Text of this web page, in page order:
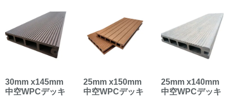
30mm x145mm
中空WPCデッキ
25mm x150mm
中空WPCデッキ
25mm x140mm
中空WPCデッキ